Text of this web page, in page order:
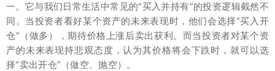
一。它与我们日常生活中常见的“买入并持有”的投资逻辑截然不
同。当投资者看好某个资产的未来表现时，他们会选择“买入开
仓”（做多），期待价格上涨后卖出获利。而当投资者对某个资
产的未来表现持悲观态度，认为其价格将会下跌时，就可以选
择“卖出开仓”（做空、抛空）。